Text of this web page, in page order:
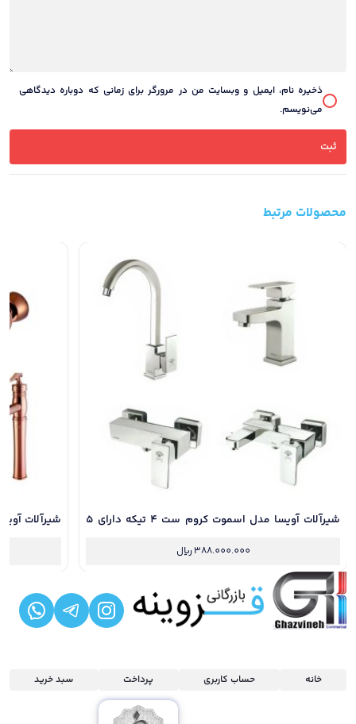
ذخیره نام، ایمیل و وبسایت من در مرورگر برای زمانی که دوباره دیدگاهی
می‌نویسم.
محصولات مرتبط
شیرآلات آویسا مدل اسموت کروم ست 4 تیکه دارای 5
388.000.000ریال
خانه حساب کاربری پرداخت سبد خرید